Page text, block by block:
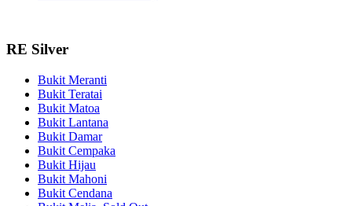
RE Silver
Bukit Meranti
Bukit Teratai
Bukit Matoa
Bukit Lantana
Bukit Damar
Bukit Cempaka
Bukit Hijau
Bukit Mahoni
Bukit Cendana